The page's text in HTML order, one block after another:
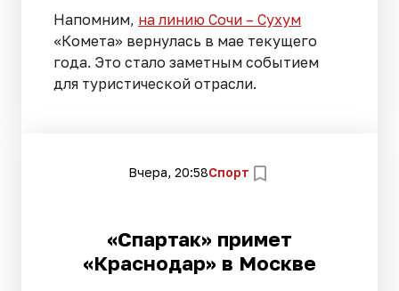
Напомним, на линию Сочи – Сухум
«Комета» вернулась в мае текущего
года. Это стало заметным событием
для туристической отрасли.
Вчера, 20:58Спорт
«Спартак» примет
«Краснодар» в Москве